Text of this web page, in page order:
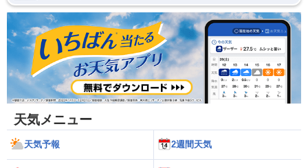
天気メニュー
天気予報 2週間天気